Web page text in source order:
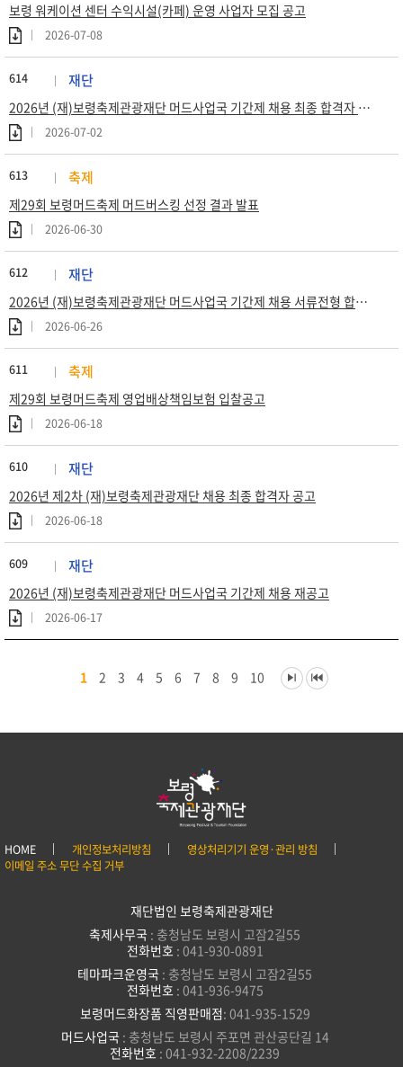
보령 워케이션 센터 수익시설(카페) 운영 사업자 모집 공고
2026-07-08
614 재단
2026년 (재)보령축제관광재단 머드사업국 기간제 채용 최종 합격자 공고
2026-07-02
613 축제
제29회 보령머드축제 머드버스킹 선정 결과 발표
2026-06-30
612 재단
2026년 (재)보령축제관광재단 머드사업국 기간제 채용 서류전형 합격자 공고
2026-06-26
611 축제
제29회 보령머드축제 영업배상책임보험 입찰공고
2026-06-18
610 재단
2026년 제2차 (재)보령축제관광재단 채용 최종 합격자 공고
2026-06-18
609 재단
2026년 (재)보령축제관광재단 머드사업국 기간제 채용 재공고
2026-06-17
1 2 3 4 5 6 7 8 9 10
HOME 개인정보처리방침
영상처리기기 운영·관리 방침
이메일 주소 무단 수집 거부
재단법인 보령축제관광재단
축제사무국 : 충청남도 보령시 고잠2길55
전화번호 : 041-930-0891
테마파크운영국 : 충청남도 보령시 고잠2길55
전화번호 : 041-936-9475
보령머드화장품 직영판매점: 041-935-1529
머드사업국 : 충청남도 보령시 주포면 관산공단길 14
전화번호 : 041-932-2208/2239